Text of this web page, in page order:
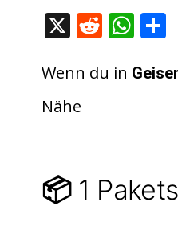
X R
d
W
at
p
Wenn du in
Nähe
📦1